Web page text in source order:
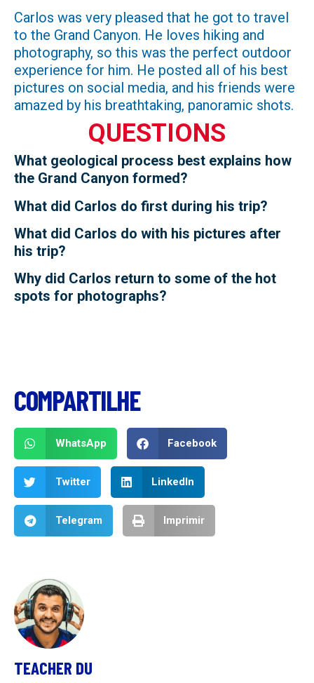
Carlos was very pleased that he got to travel
to the Grand Canyon. He loves hiking and
photography, so this was the perfect outdoor
experience for him. He posted all of his best
pictures on social media, and his friends were
amazed by his breathtaking, panoramic shots.
QUESTIONS
What geological process best explains how
the Grand Canyon formed?
What did Carlos do first during his trip?
What did Carlos do with his pictures after
his trip?
Why did Carlos return to some of the hot
spots for photographs?
COMPARTILHE
WhatsApp Facebook
Twitter LinkedIn
Telegram Imprimir
TEACHER DU